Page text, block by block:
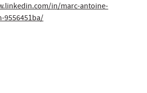
in/marc-antoine-
9556451ba/